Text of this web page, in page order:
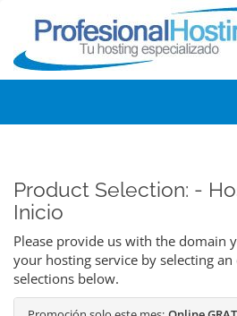
Product Selection: -
Inicio
Please provide us with the domain
your hosting service by selecting
selections below.